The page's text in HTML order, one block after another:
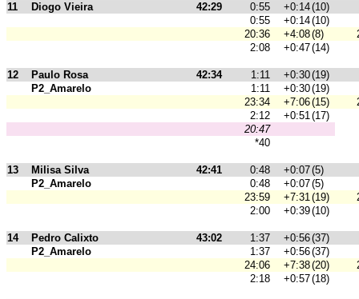
11 Diogo Vieira 42:29 0:55 +0:14(10)
0:55
+0:14(10)
20:36
+4:08(8)
2:08
+0:47(14)
12 Paulo Rosa 42:34 1:11 +0:30(19)
P2_Amarelo
1:11 +0:30(19)
23:34
+7:06(15)
2:12
+0:51(17)
20:47
*40
13 Milisa Silva 42:41 0:48 +0:07(5)
P2_Amarelo
0:48 +0:07(5)
23:59
+7:31(19)
2:00
+0:39(10)
14 Pedro Calixto 43:02 1:37 +0:56(37)
P2_Amarelo
1:37 +0:56(37)
24:06
+7:38(20)
2:18
+0:57(18)